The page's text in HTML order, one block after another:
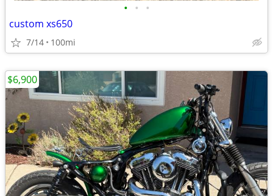
• • •
custom xs650
7/14 100mi
$6,900